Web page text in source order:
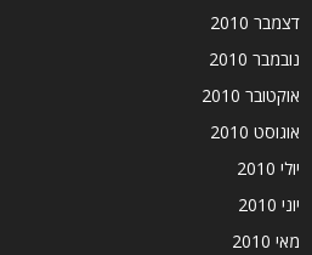
דצמבר 2010
נובמבר 2010
אוקטובר 2010
אוגוסט 2010
יולי 2010
יוני 2010
מאי 2010